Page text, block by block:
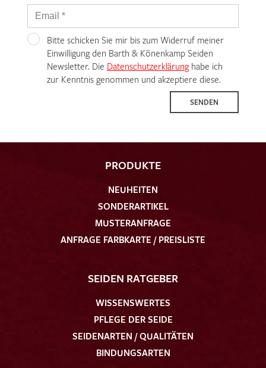
Bitte schicken Sie mir bis zum Widerruf meiner
Einwilligung den Barth & Könenkamp Seiden
Newsletter. Die Datenschutzerklärunghabe ich
zur Kenntnis genommen und akzeptiere diese.
SENDEN
PRODUKTE
NEUHEITEN
SONDERARTIKEL
MUSTERANFRAGE
ANFRAGE FARBKARTE / PREISLISTE
SEIDEN RATGEBER
WISSENSWERTES
PFLEGE DER SEIDE
SEIDENARTEN / QUALITÄTEN
BINDUNGSARTEN